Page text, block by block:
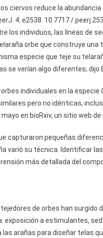
ciervos reduce la
4: e2538. 10.7717 /
los individuos, las líneas de
orbe que construye una
especie que teje su
se verían algo diferentes, dijo
individuales en la especie
pero no idénticas,
en bioRxiv, un sitio web de
capturaron pequeñas
varió su técnica. Identificar
más detallada del
de orbes han surgido
exposición a estimulantes,
arañas para diseñar telas